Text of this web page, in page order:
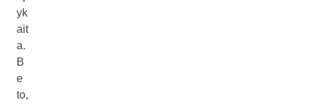
yk
ait
a.
B
e
to,